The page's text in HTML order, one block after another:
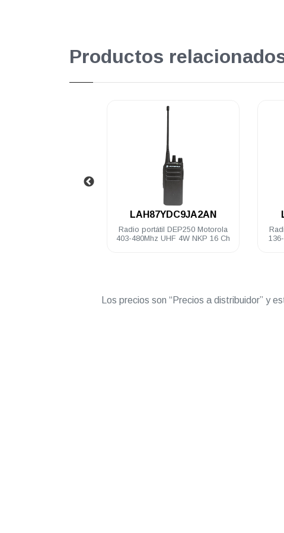
Productos
LAH87JDC9JA2AN
Radio portátil DEP250 Motorola
136-174Mhz VHF 5 Watts 16 Ch
2
Los precios son “Precios a distribuidor” y